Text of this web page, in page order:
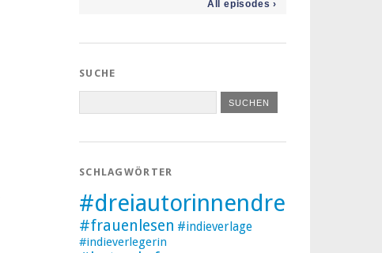
SUCHE
SCHLAGWÖRTER
#dreiautorinnendreibücher
#frauenlesen #indieverlage
#indieverlegerin